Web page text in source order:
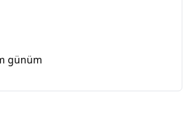
günüm